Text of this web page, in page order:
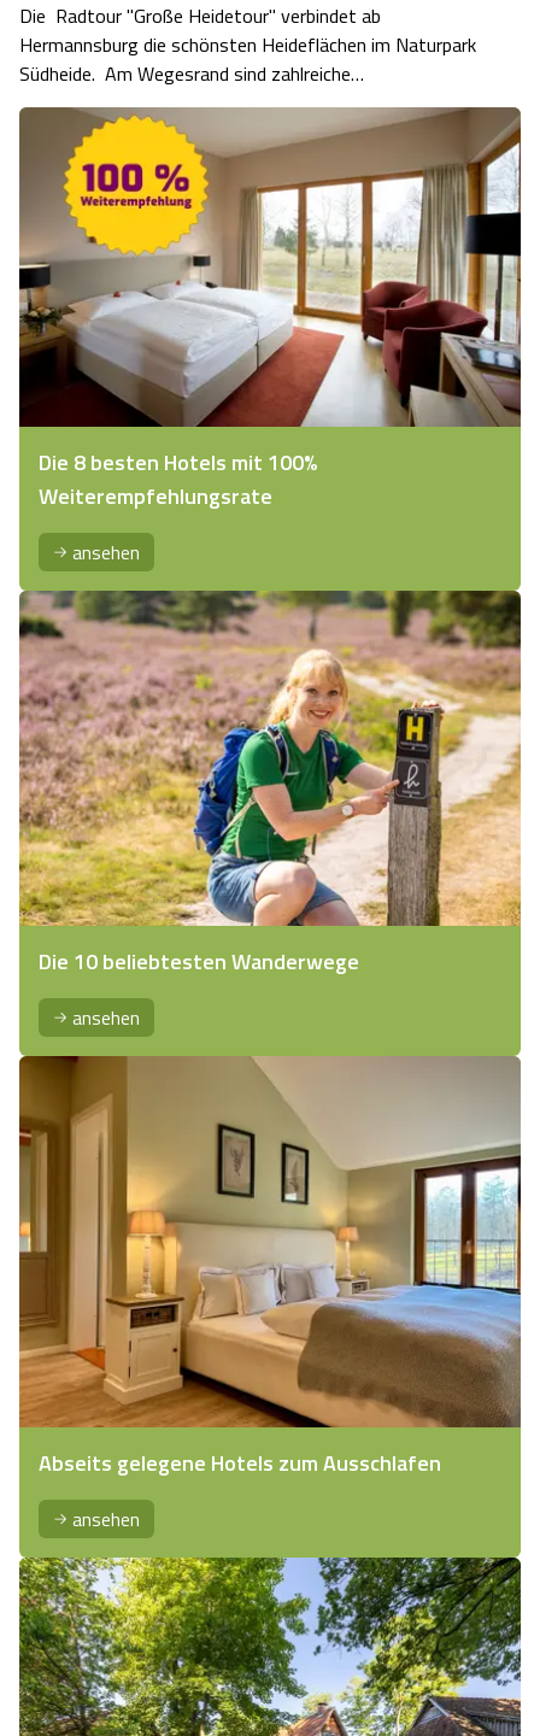
Die Radtour "Große Heidetour" verbindet ab
Hermannsburg die schönsten Heideflächen im Naturpark
Südheide. Am Wegesrand sind zahlreiche
Sehenswürdigkeiten zu erkunden. Vor allem im Monat
August, zur Zeit der Heideblüte, ist diese Fahrradtour in
der Lüneburger Heide ein landschaftlicher Hochgenuss.
Die 8 besten Hotels mit 100%
Weiterempfehlungsrate
ansehen
Die 10 beliebtesten Wanderwege
ansehen
Abseits gelegene Hotels zum Ausschlafen
ansehen